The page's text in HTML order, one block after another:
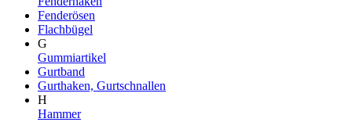
Fenderösen
Flachbügel
G
Gummiartikel
Gurtband
Gurthaken, Gurtschnallen
H
Hammer